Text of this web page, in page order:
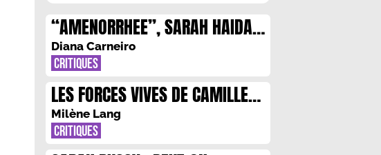
additionnel […] mais exponentiel ». Lotto et
Mathilde ; Mathilde et Lotto – fusionnels,
inséparables, fiévreux, tandis […]
“AMENORRHEE”, SARAH HAIDAR
: LA MATERNITE FACE AUX
VIOLENCES
Diana Carneiro
CRITIQUES
LES FORCES VIVES DE CAMILLE
DAGEN ET EMMA DEPOID :
QUAND L’EXISTENCE PRECEDE
Milène Lang
CRITIQUES